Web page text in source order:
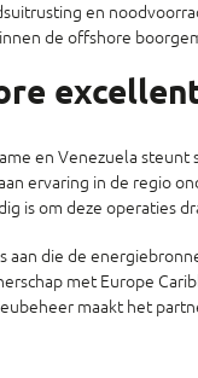
en
de offshore
en Venezuela steunt
ervaring in de regio
is om deze operaties
die de
met Europe
maakt het